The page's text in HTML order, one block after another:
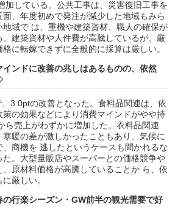
加している。公共工事は、災害復旧工事を
、年度初めで発注が減少した地域もみら
域で は、重機や建築資材、職人の確保が
。建築資材や人件費が高騰しているが、厳
に転嫁できずに全般的に採算は厳しい。
ンドに改善の兆しはあるものの、依然
3.0ptの改善となった。食料品関連は、依
の効果などにより消費マインドがやや持
ら売上がわずかに増加した。衣料品関連
暖の差が激しかったこともあり、気候に
商機を 逃したというケースも聞かれるな
た。大型量販店やスーパーとの価格競争や
原材料価格が高騰していることか ら、依
厳しい。
行楽シーズン・GW前半の観光需要で好